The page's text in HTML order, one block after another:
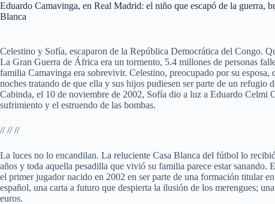
Eduardo Camavinga, en Real Madrid: el niño que escapó de la guerra,
Blanca
Celestino y Sofía, escaparon de la República Democrática del Congo.
La Gran Guerra de África era un tormento, 5.4 millones de personas
familia Camavinga era sobrevivir. Celestino, preocupado por su esposa,
noches tratando de que ella y sus hijos pudiesen ser parte de un
Cabinda, el 10 de noviembre de 2002, Sofía dio a luz a Eduardo Celmi
sufrimiento y el estruendo de las bombas.
// // //
La luces no lo encandilan. La reluciente Casa Blanca del fútbol lo
años y toda aquella pesadilla que vivió su familia parece estar sanando.
el primer jugador nacido en 2002 en ser parte de una formación titular
español, una carta a futuro que despierta la ilusión de los merengues;
euros.